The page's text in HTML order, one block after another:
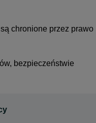
chronione przez prawo
bezpieczeństwie